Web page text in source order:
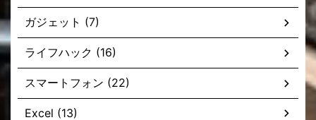
ガジェット (7)
ライフハック (16)
スマートフォン (22)
Excel (13)